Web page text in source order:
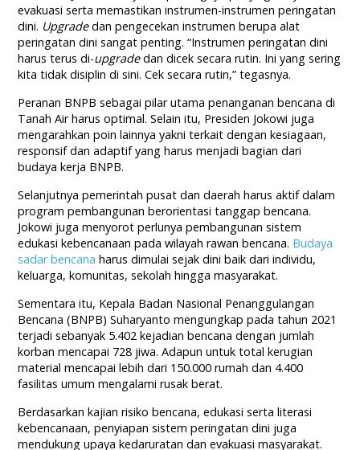
evakuasi serta memastikan instrumen-instrumen peringatan
dini. Upgradedan pengecekan instrumen berupa alat
peringatan dini sangat penting. “Instrumen peringatan dini
harus terus di-upgradedan dicek secara rutin. Ini yang sering
kita tidak disiplin di sini. Cek secara rutin,” tegasnya.
Peranan BNPB sebagai pilar utama penanganan bencana di
Tanah Air harus optimal. Selain itu, Presiden Jokowi juga
mengarahkan poin lainnya yakni terkait dengan kesiagaan,
responsif dan adaptif yang harus menjadi bagian dari
budaya kerja BNPB.
Selanjutnya pemerintah pusat dan daerah harus aktif dalam
program pembangunan berorientasi tanggap bencana.
Jokowi juga menyorot perlunya pembangunan sistem
edukasi kebencanaan pada wilayah rawan bencana. Budaya
sadar bencana harus dimulai sejak dini baik dari individu,
keluarga, komunitas, sekolah hingga masyarakat.
Sementara itu, Kepala Badan Nasional Penanggulangan
Bencana (BNPB) Suharyanto mengungkap pada tahun 2021
terjadi sebanyak 5.402 kejadian bencana dengan jumlah
korban mencapai 728 jiwa. Adapun untuk total kerugian
material mencapai lebih dari 150.000 rumah dan 4.400
fasilitas umum mengalami rusak berat.
Berdasarkan kajian risiko bencana, edukasi serta literasi
kebencanaan, penyiapan sistem peringatan dini juga
mendukung upaya kedaruratan dan evakuasi masyarakat.